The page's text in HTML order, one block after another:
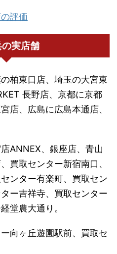
評価
の実店舗
柏東口店、埼玉の大宮東
長野店、京都に京都
店、広島に広島本通店、
ANNEX、銀座店、青山
買取センター新宿南口、
ンター有楽町、買取セン
ー吉祥寺、買取センター
堂農大通り。
向ヶ丘遊園駅前、買取セ